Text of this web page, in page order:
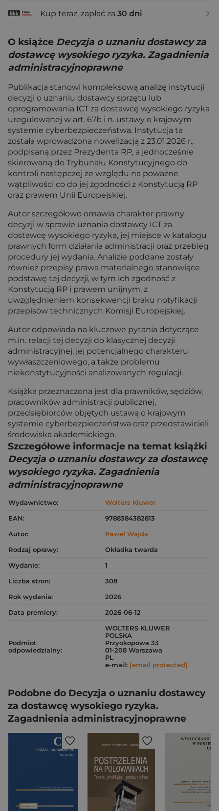
Kup teraz, zapłać za 30 dni
O książce Decyzja o uznaniu dostawcy za
dostawcę wysokiego ryzyka. Zagadnienia
administracyjnoprawne
Publikacja stanowi kompleksową analizę instytucji
decyzji o uznaniu dostawcy sprzętu lub
oprogramowania ICT za dostawcę wysokiego ryzyka
uregulowanej w art. 67b i n. ustawy o krajowym
systemie cyberbezpieczeństwa. Instytucja ta
została wprowadzona nowelizacją z 23.01.2026 r.,
podpisaną przez Prezydenta RP, a jednocześnie
skierowaną do Trybunału Konstytucyjnego do
kontroli następczej ze względu na poważne
wątpliwości co do jej zgodności z Konstytucją RP
oraz prawem Unii Europejskiej.
Autor szczegółowo omawia charakter prawny
decyzji w sprawie uznania dostawcy ICT za
dostawcę wysokiego ryzyka, jej miejsce w katalogu
prawnych form działania administracji oraz przebieg
procedury jej wydania. Analizie poddane zostały
również przepisy prawa materialnego stanowiące
podstawę tej decyzji, w tym ich zgodność z
Konstytucją RP i prawem unijnym, z
uwzględnieniem konsekwencji braku notyfikacji
przepisów technicznych Komisji Europejskiej.
Autor odpowiada na kluczowe pytania dotyczące
m.in. relacji tej decyzji do klasycznej decyzji
administracyjnej, jej potencjalnego charakteru
wywłaszczeniowego, a także problemu
niekonstytucyjności analizowanych regulacji.
Książka przeznaczona jest dla prawników, sędziów,
pracowników administracji publicznej,
przedsiębiorców objętych ustawą o krajowym
systemie cyberbezpieczeństwa oraz przedstawicieli
środowiska akademickiego.
Szczegółowe informacje na temat książki
Decyzja o uznaniu dostawcy za dostawcę
wysokiego ryzyka. Zagadnienia
administracyjnoprawne
Wydawnictwo:
Wolters Kluwer
EAN:
9788384382813
Autor:
Paweł Wajda
Rodzaj oprawy:
Okładka twarda
Wydanie:
1
Liczba stron:
308
Rok wydania:
2026
Data premiery:
2026-06-12
Podmiot
odpowiedzialny:
WOLTERS KLUWER
POLSKA
Przyokopowa 33
01-208 Warszawa
PL
e-mail: [email protected]
Podobne do Decyzja o uznaniu dostawcy
za dostawcę wysokiego ryzyka.
Zagadnienia administracyjnoprawne